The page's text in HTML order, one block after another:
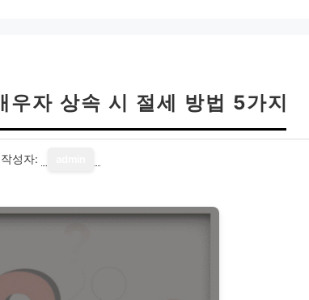
자 상속 시 절세 방법 5가지
작성자: